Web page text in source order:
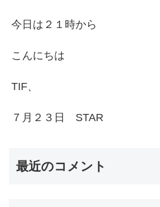
今日は２１時から
こんにちは
TIF、
７月２３日 STAR
最近のコメント